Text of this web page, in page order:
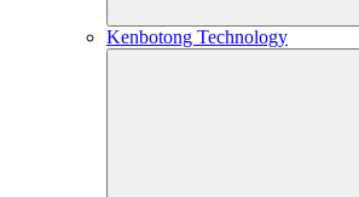
Kenbotong Technology